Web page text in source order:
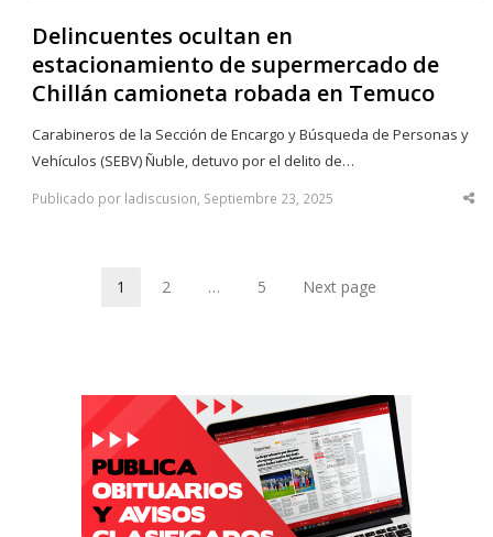
Delincuentes ocultan en
estacionamiento de supermercado de
Chillán camioneta robada en Temuco
Carabineros de la Sección de Encargo y Búsqueda de Personas y
Vehículos (SEBV) Ñuble, detuvo por el delito de…
Publicado por ladiscusion, Septiembre 23, 2025
Page
1 Page
2 … Page
5 Next page